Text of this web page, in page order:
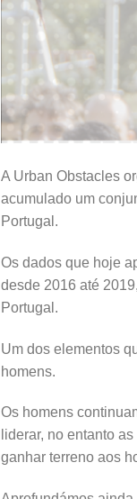
A Urban Obstacles
acumulado um
Portugal.
Os dados que hoje
desde 2016 até
Portugal.
Um dos elementos
homens.
Os homens
liderar, no entanto
ganhar terreno aos